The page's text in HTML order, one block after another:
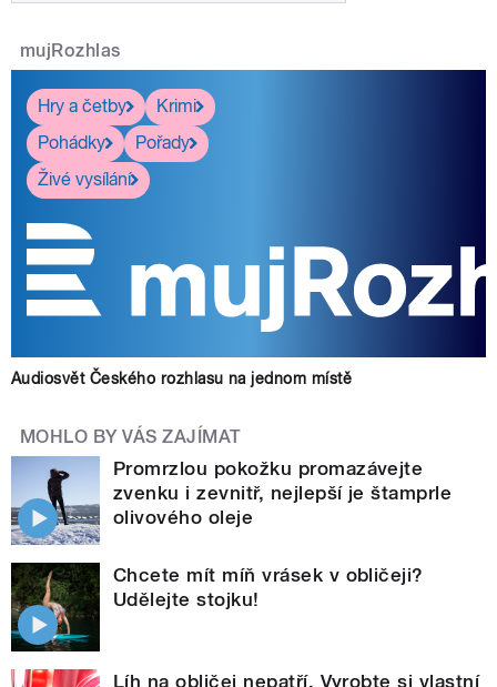
mujRozhlas
Hry a četby
Krimi
Pohádky
Pořady
Živé vysílání
Audiosvět Českého rozhlasu na jednom místě
MOHLO BY VÁS ZAJÍMAT
Promrzlou pokožku promazávejte
zvenku i zevnitř, nejlepší je štamprle
olivového oleje
Chcete mít míň vrásek v obličeji?
Udělejte stojku!
Líh na obličej nepatří. Vyrobte si vlastní